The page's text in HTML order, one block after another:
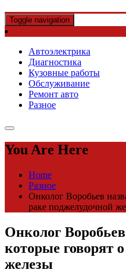
Toggle navigation
Автоэлектрика
Диагностика
Кузовные работы
Обслуживание
Ремонт авто
Разное
You Are Here
Home
Разное
Онколог Воробьев
раке поджелудочной
Онколог
которые говорят
железы